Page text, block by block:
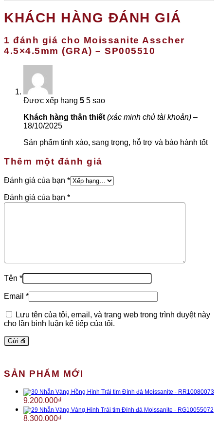
KHÁCH HÀNG ĐÁNH GIÁ
1 đánh giá cho Moissanite Asscher
4.5×4.5mm (GRA) – SP005510
Được xếp hạng 5 5 sao
Khách hàng thân thiết (xác minh chủ tài khoản) –
18/10/2025
Sản phẩm tinh xảo, sang trọng, hỗ trợ và bảo hành tốt
Thêm một đánh giá
Đánh giá của bạn *
Đánh giá của bạn *
Tên *
Email *
Lưu tên của tôi, email, và trang web trong trình duyệt này
cho lần bình luận kế tiếp của tôi.
SẢN PHẨM MỚI
Nhẫn Vàng Hồng Hình Trái tim Đính đá Moissanite - RR10080073
9.200.000₫
Nhẫn Vàng Vàng Hình Trái tim Đính đá Moissanite - RG10055072
8.300.000₫